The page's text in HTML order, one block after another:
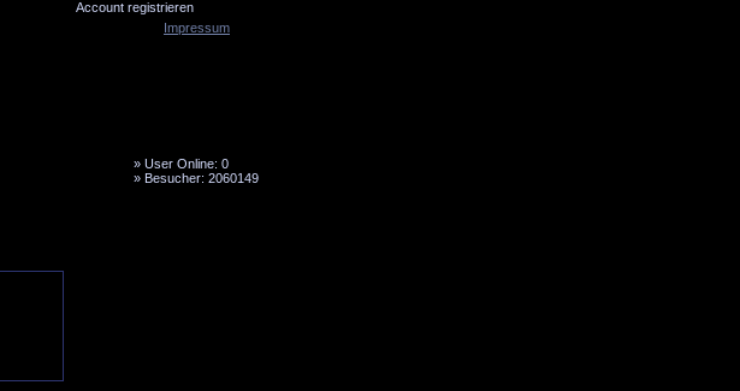
Account registrieren
» User Online: 0
» Besucher: 2060149
Impressum